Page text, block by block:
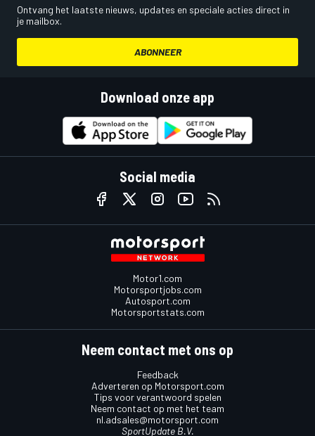
Ontvang het laatste nieuws, updates en speciale acties direct in
je mailbox.
ABONNEER
Download onze app
Social media
Motor1.com
Motorsportjobs.com
Autosport.com
Motorsportstats.com
Neem contact met ons op
Feedback
Adverteren op Motorsport.com
Tips voor verantwoord spelen
Neem contact op met het team
nl.adsales@motorsport.com
SportUpdate B.V.